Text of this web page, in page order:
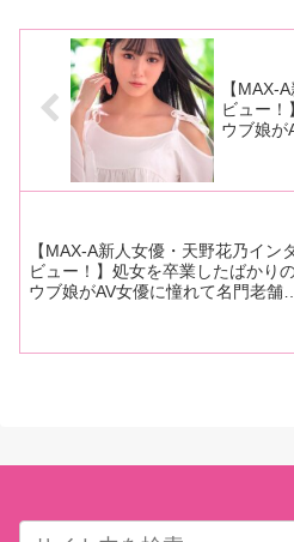
デビュー3周年作品の異色作
『MINA
目
【MAX-
ビュー！
ウブ娘が
編】
【MAX-A新人女優・天野花乃イン
ビュー！】処女を卒業したばかり
ウブ娘がAV女優に憧れて名門老舗
が好きかも分からないんです 」【